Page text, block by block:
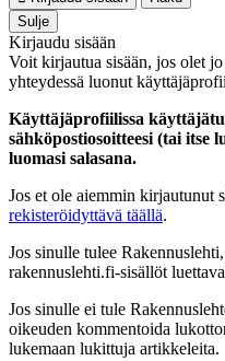
Sulje
Kirjaudu sisään
Voit kirjautua sisään, jos olet
yhteydessä luonut
Käyttäjäprofiilissa
sähköpostiosoitteesi (tai itse
luomasi salasana.
Jos et ole aiemmin kirjautunut
rekisteröidyttävä täällä.
Jos sinulle tulee
rakennuslehti.fi-sisällöt
Jos sinulle ei tule
oikeuden kommentoida
lukemaan lukittuja artikkeleita.